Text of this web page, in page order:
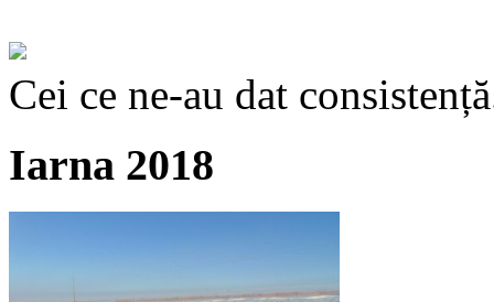
Cei ce ne-au dat
Iarna 2018